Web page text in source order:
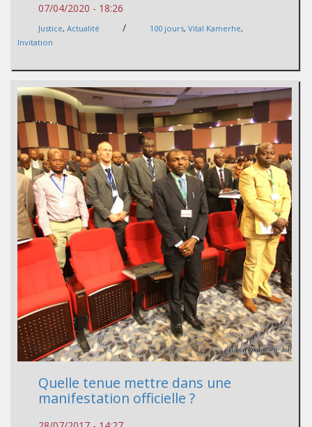
07/04/2020 - 18:26
Justice, Actualité / 100 jours, Vital Kamerhe,
Invitation
Quelle tenue mettre dans une
manifestation officielle ?